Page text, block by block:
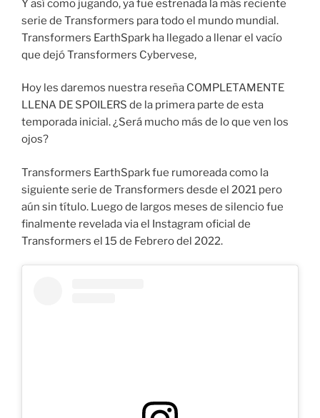
Y así como jugando, ya fue estrenada la más reciente
serie de Transformers para todo el mundo mundial.
Transformers EarthSpark ha llegado a llenar el vacío
que dejó Transformers Cybervese,
Hoy les daremos nuestra reseña COMPLETAMENTE
LLENA DE SPOILERS de la primera parte de esta
temporada inicial. ¿Será mucho más de lo que ven los
ojos?
Transformers EarthSpark fue rumoreada como la
siguiente serie de Transformers desde el 2021 pero
aún sin título. Luego de largos meses de silencio fue
finalmente revelada via el Instagram oficial de
Transformers el 15 de Febrero del 2022.